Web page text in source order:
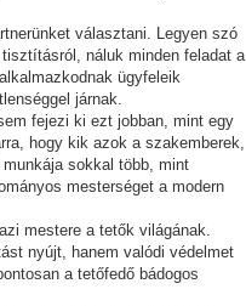
választani. Legyen szó
náluk minden feladat a
ügyfeleik
járnak.
fejezi ki ezt jobban, mint egy
hogy kik azok a szakemberek,
sokkal több, mint
mesterséget a modern
mestere a tetők világának.
nyújt, hanem valódi védelmet
a tetőfedő bádogos